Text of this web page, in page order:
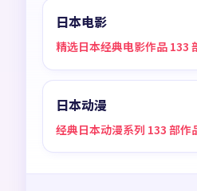
日本电影
精选日本经典电影作品 133
日本动漫
经典日本动漫系列 133 部作